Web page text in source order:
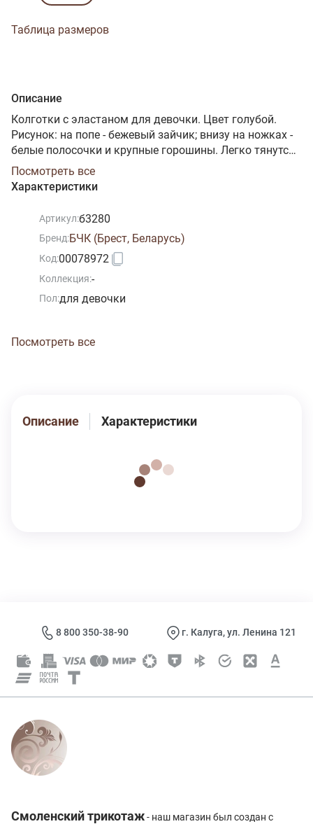
Таблица размеров
Описание
Колготки с эластаном для девочки. Цвет голубой.
Рисунок: на попе - бежевый зайчик; внизу на ножках -
белые полосочки и крупные горошины. Легко тянутся,
мягко облегают. На попе два шва. Посадка глубокая -
подходит для памперса. Хлопок 75%. Цвет голубой.
Колготки голубые, небесно-голубые, насыщенно
голубые, небесные, лазурно-голубые, цвет незабудки,
светло-васильковые. Модель колготки 14С3280 Рис.
Посмотреть все
Характеристики
Артикул:б3280
Бренд:БЧК (Брест, Беларусь)
Код:00078972
Коллекция:-
Пол:для девочки
Посмотреть все
Описание Характеристики
8 800 350-38-90 г. Калуга, ул. Ленина 121
Смоленский трикотаж- наш магазин был создан с